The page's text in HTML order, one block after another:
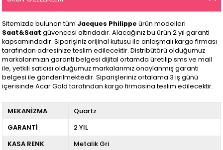
Sitemizde bulunan tüm Jacques Philippe ürün modelleri
Saat&Saat güvencesi altındadır. Alacağınız bu ürün 2 yıl garanti
kapsamındadır. Siparişiniz orijinal kutusu ile anlaşmalı kargo firması
tarafından adresinize teslim edilecektir. Distribütörü olduğumuz
markalarımızın garanti belgesi dijital ortamda üretilip sms ve mail
ile, yetkili satıcısı olduğumuz markalarımız onaylanmış garanti
belgesi ile gönderilmektedir. Siparişleriniz ortalama 3 iş günü
içerisinde Acar Gold tarafından kargo firmasına teslim edilecektir.
MEKANİZMA
Quartz
GARANTİ
2 YIL
KASA RENK
Metalik Gri